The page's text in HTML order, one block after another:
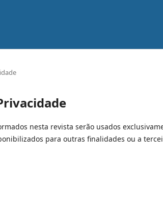
nesta revista serão usados
para outras finalidades ou a